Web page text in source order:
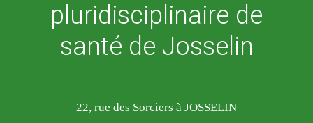
pluridisciplinaire de
santé de Josselin
22, rue des Sorciers à JOSSELIN